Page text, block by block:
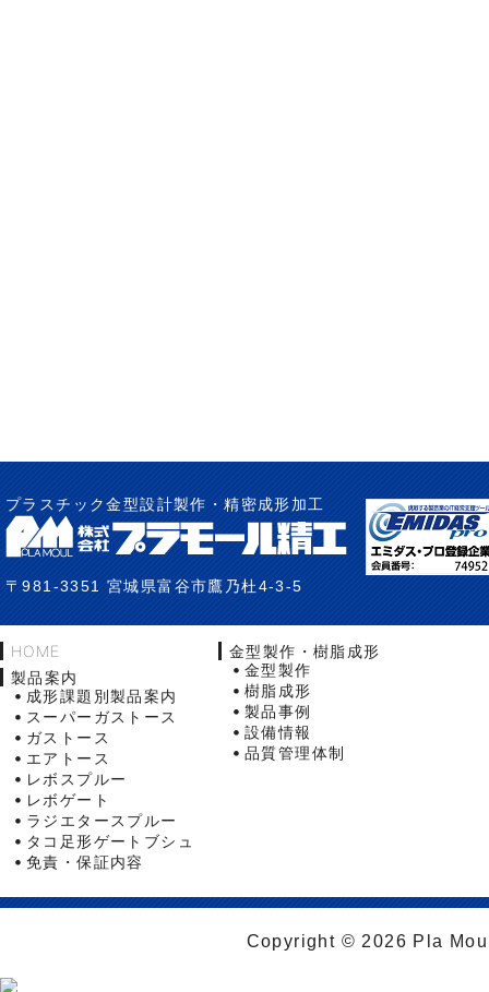
プラスチック金型設計製作・精密成形加工
〒981-3351 宮城県富谷市鷹乃杜4-3-5
HOME
製品案内
成形課題別製品案内
スーパーガストース
ガストース
エアトース
レボスプルー
レボゲート
ラジエタースプルー
タコ足形ゲートブシュ
免責・保証内容
金型製作・樹脂成形
金型製作
樹脂成形
製品事例
設備情報
品質管理体制
Copyright © 2026 Pla